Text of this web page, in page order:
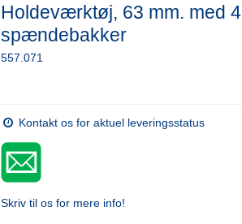
Holdeværktøj, 63 mm. med 4
spændebakker
557.071
Kontakt os for aktuel leveringsstatus
Skriv til os for mere info!